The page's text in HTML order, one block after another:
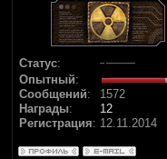
Статус:
Опытный:
Сообщений:
1572
Награды:
12
Регистрация: 12.11.2014